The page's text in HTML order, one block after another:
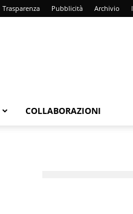
Trasparenza Pubblicità Archivio
COLLABORAZIONI